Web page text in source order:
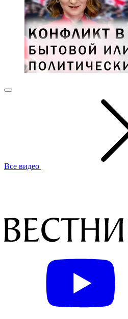
Все видео